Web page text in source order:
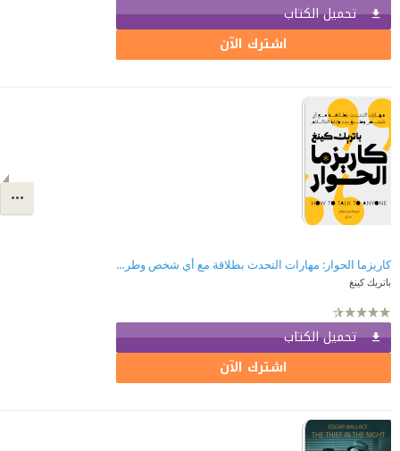
تحميل الكتاب
اشترك الآن
كاريزما الحوار: مهارات التحدث بطلاقة مع أي شخص وطرق بدء وإدارة الكلام | How to talk to anyone
باتريك كينغ
تحميل الكتاب
اشترك الآن